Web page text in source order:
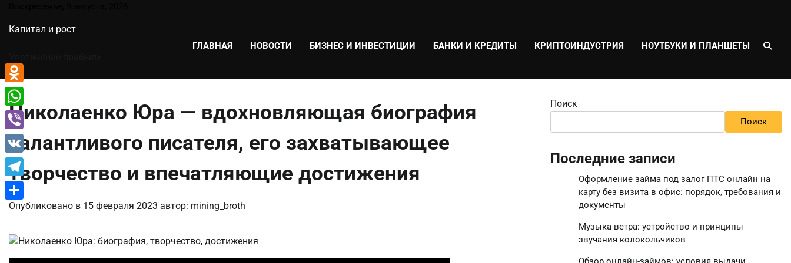
содержимому
Капитал и рост
ГЛАВНАЯ НОВОСТИ БИЗНЕС И ИНВЕСТИЦИИ БАНКИ И КРЕДИТЫ КРИПТОИНДУСТРИЯ НОУТБУКИ И ПЛАНШЕТЫ
Николаенко Юра — вдохновляющая биография
талантливого писателя, его захватывающее
творчество и впечатляющие достижения
Опубликовано в 15 февраля 2023 автор: mining_broth
Поиск
Поиск
Последние записи
Оформление займа под залог ПТС онлайн на
карту без визита в офис: порядок, требования и
документы
Музыка ветра: устройство и принципы
звучания колокольчиков
Odnoklassniki
WhatsApp
Viber
VK
Telegram
Отправить